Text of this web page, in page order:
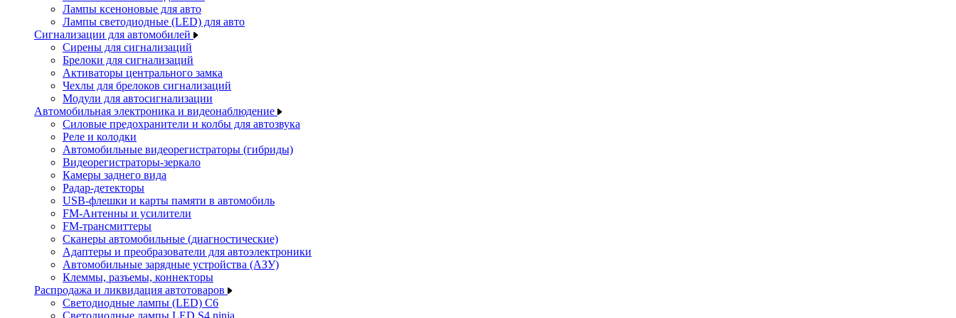
Лампы ксеноновые для авто
Лампы светодиодные (LED) для авто
Сигнализации для автомобилей
Сирены для сигнализаций
Брелоки для сигнализаций
Активаторы центрального замка
Чехлы для брелоков сигнализаций
Модули для автосигнализации
Автомобильная электроника и видеонаблюдение
Силовые предохранители и колбы для автозвука
Реле и колодки
Автомобильные видеорегистраторы (гибриды)
Видеорегистраторы-зеркало
Камеры заднего вида
Радар-детекторы
USB-флешки и карты памяти в автомобиль
FM-Антенны и усилители
FM-трансмиттеры
Сканеры автомобильные (диагностические)
Адаптеры и преобразователи для автоэлектроники
Автомобильные зарядные устройства (АЗУ)
Клеммы, разъемы, коннекторы
Распродажа и ликвидация автотоваров
Светодиодные лампы (LED) C6
Светодиодные лампы LED S4 ninja